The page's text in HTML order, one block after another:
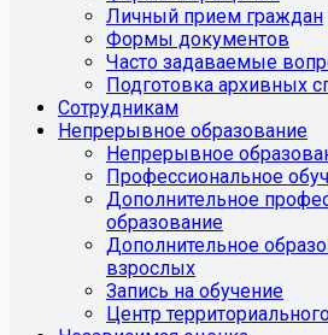
Личный прием граждан
Формы документов
Часто задаваемые
Подготовка архивных
Сотрудникам
Непрерывное образование
Непрерывное
Профессиональное
Дополнительное
образование
Дополнительное
взрослых
Запись на обучение
Центр